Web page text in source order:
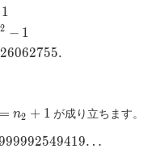
1
2 − 1
26062755.
= n2 + 1 が成り立ちます。
=
99992549419…